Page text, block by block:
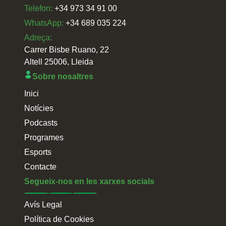
Telefon: +34 973 34 91 00
WhatsApp: +34 689 035 224
Adreça:
Carrer Bisbe Ruano, 22
Altell 25006, Lleida
Sobre nosaltres
Inici
Notícies
Podcasts
Programes
Esports
Contacte
Segueix-nos en les xarxes socials
Avís Legal
Política de Cookies